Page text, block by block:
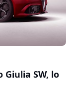
SW, lo